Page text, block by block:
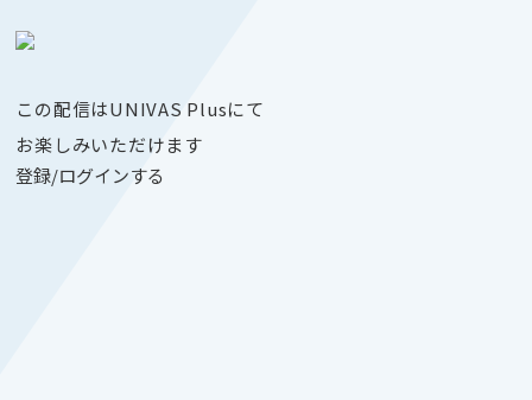
この配信はUNIVAS Plusにて
お楽しみいただけます
登録/ログインする